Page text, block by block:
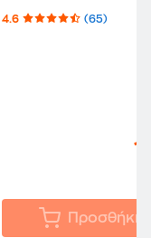
4.6 (65)
Προσθήκη